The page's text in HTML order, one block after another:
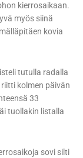
kierrosaikaan.
myös siinä
kovia
tutulla radalla
kolmen päivän
33
tuollakin listalla
sovi silti